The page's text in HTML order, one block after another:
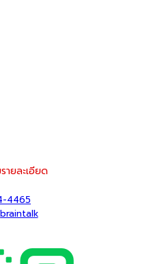
ยละเอียด
4465